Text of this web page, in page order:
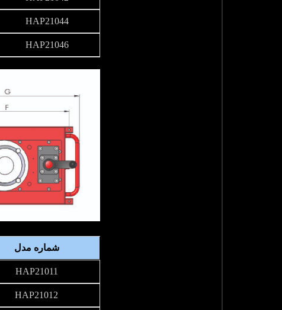
HAP21044
HAP21046
شماره مدل
HAP21011
HAP21012